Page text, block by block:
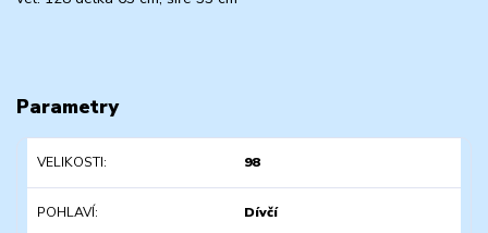
Parametry
VELIKOSTI 98
POHLAVÍ Dívčí